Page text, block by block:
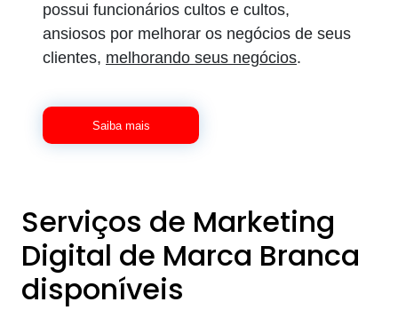
possui funcionários cultos e cultos,
ansiosos por melhorar os negócios de seus
clientes, melhorando seus negócios.
Saiba mais
Serviços de Marketing
Digital de Marca Branca
disponíveis